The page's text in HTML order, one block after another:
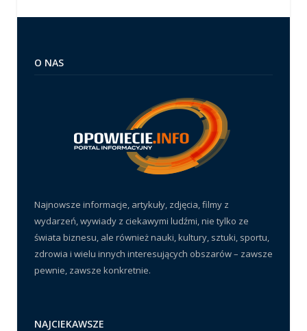
O NAS
Najnowsze informacje, artykuły, zdjęcia, filmy z
wydarzeń, wywiady z ciekawymi ludźmi, nie tylko ze
świata biznesu, ale również nauki, kultury, sztuki, sportu,
zdrowia i wielu innych interesujących obszarów – zawsze
pewnie, zawsze konkretnie.
NAJCIEKAWSZE